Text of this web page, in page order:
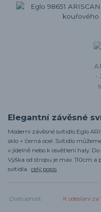
Elegantní závěsné
Moderní závěsné svítidlo Eglo
sklo + černá ocel. Svítidlo
v jídelně nebo k osvětlení haly.
Výška od stropu je max. 110cm
svítidla. celý popis
Dostupnost K odeslání za